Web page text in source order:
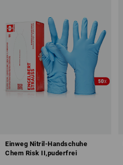
Einweg Nitril-Handschuhe
Chem Risk II,puderfrei